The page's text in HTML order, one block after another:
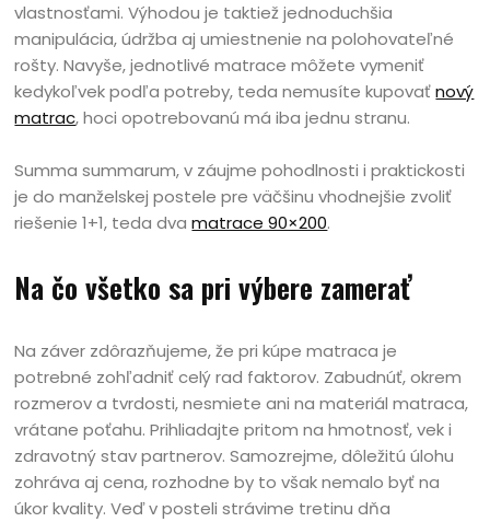
vlastnosťami. Výhodou je taktiež jednoduchšia
manipulácia, údržba aj umiestnenie na polohovateľné
rošty. Navyše, jednotlivé matrace môžete vymeniť
kedykoľvek podľa potreby, teda nemusíte kupovaťnový
matrac, hoci opotrebovanú má iba jednu stranu.
Summa summarum, v záujme pohodlnosti i praktickosti
je do manželskej postele pre väčšinu vhodnejšie zvoliť
riešenie 1+1, teda dvamatrace 90×200.
Na čo všetko sa pri výbere zamerať
Na záver zdôrazňujeme, že pri kúpe matraca je
potrebné zohľadniť celý rad faktorov. Zabudnúť, okrem
rozmerov a tvrdosti, nesmiete ani na materiál matraca,
vrátane poťahu. Prihliadajte pritom na hmotnosť, vek i
zdravotný stav partnerov. Samozrejme, dôležitú úlohu
zohráva aj cena, rozhodne by to však nemalo byť na
úkor kvality. Veď v posteli strávime tretinu dňa